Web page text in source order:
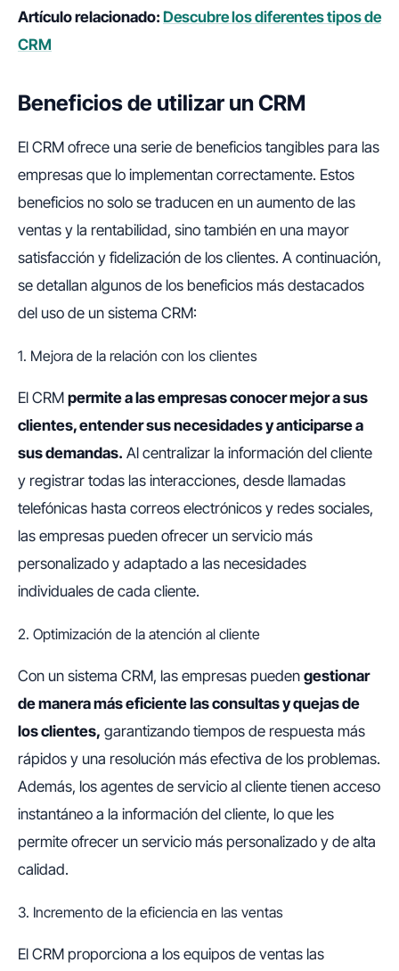
Artículo relacionado: Descubre los diferentes tipos de
CRM
Beneficios de utilizar un CRM
El CRM ofrece una serie de beneficios tangibles para las
empresas que lo implementan correctamente. Estos
beneficios no solo se traducen en un aumento de las
ventas y la rentabilidad, sino también en una mayor
satisfacción y fidelización de los clientes. A continuación,
se detallan algunos de los beneficios más destacados
del uso de un sistema CRM:
1. Mejora de la relación con los clientes
El CRM permite a las empresas conocer mejor a sus
clientes, entender sus necesidades y anticiparse a
sus demandas. Al centralizar la información del cliente
y registrar todas las interacciones, desde llamadas
telefónicas hasta correos electrónicos y redes sociales,
las empresas pueden ofrecer un servicio más
personalizado y adaptado a las necesidades
individuales de cada cliente.
2. Optimización de la atención al cliente
Con un sistema CRM, las empresas pueden gestionar
de manera más eficiente las consultas y quejas de
los clientes, garantizando tiempos de respuesta más
rápidos y una resolución más efectiva de los problemas.
Además, los agentes de servicio al cliente tienen acceso
instantáneo a la información del cliente, lo que les
permite ofrecer un servicio más personalizado y de alta
calidad.
3. Incremento de la eficiencia en las ventas
El CRM proporciona a los equipos de ventas las